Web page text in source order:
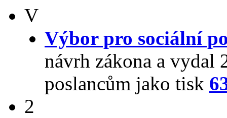
V
Výbor pro sociální
návrh zákona a vydal
poslancům jako tisk
2